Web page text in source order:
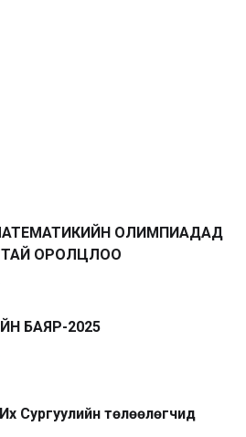
ОЛИМПИАДАД
ОРОЛЦЛОО
БАЯР-2025
Сургуулийн төлөөлөгчид